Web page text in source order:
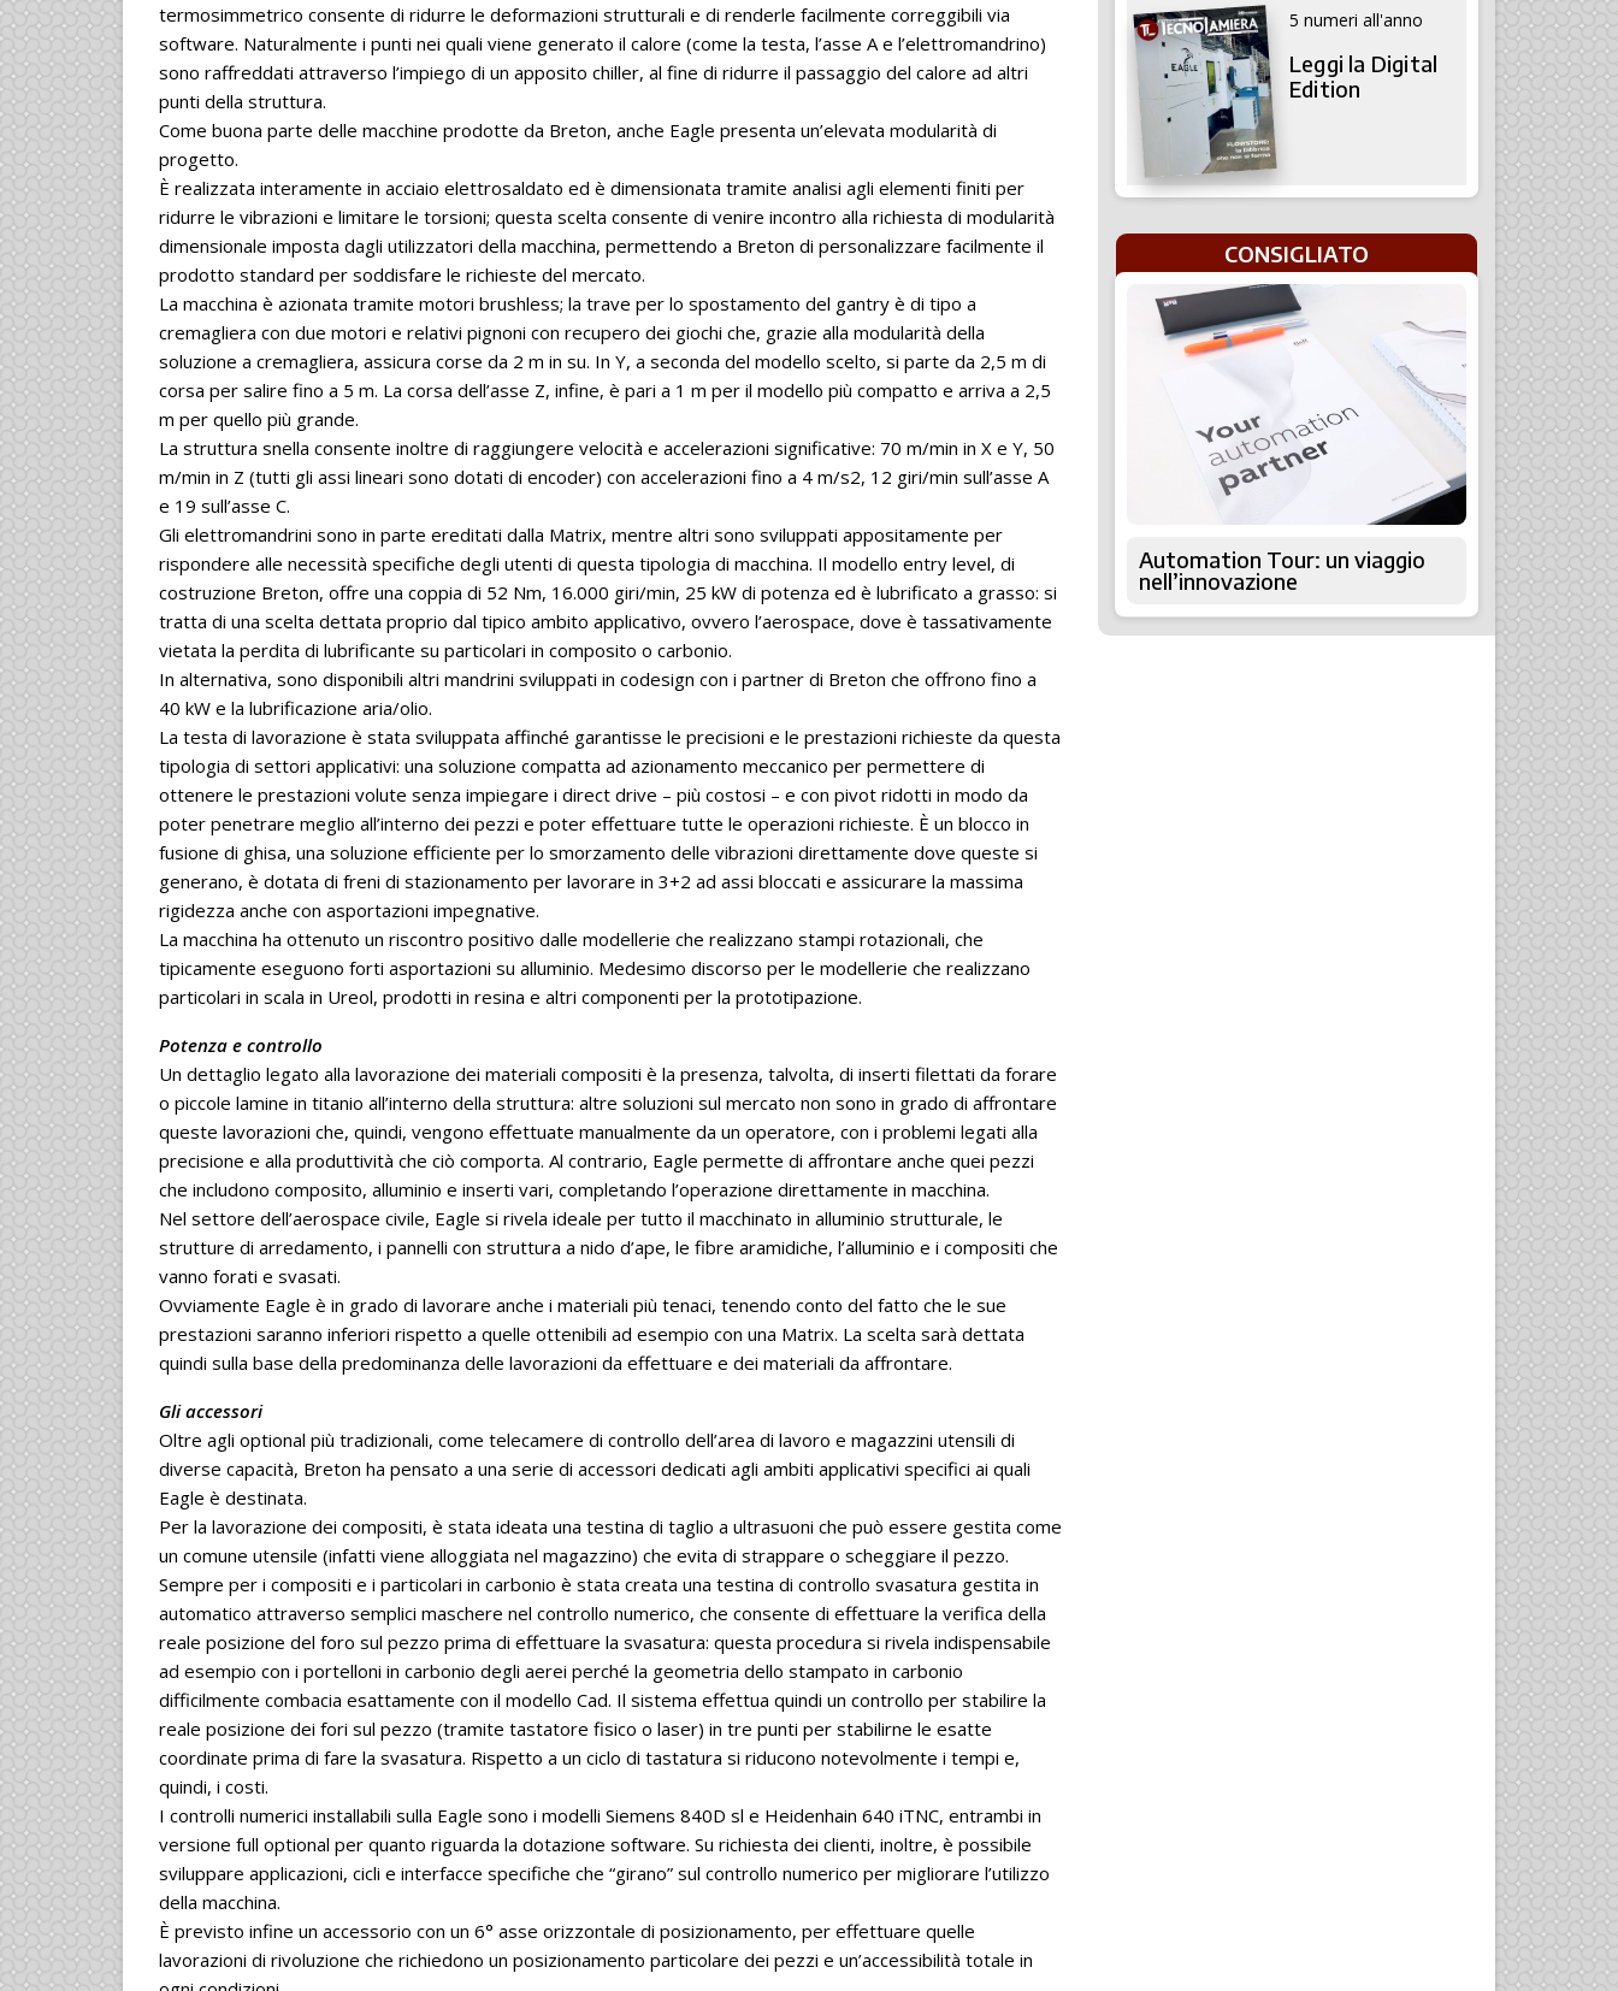
termosimmetrico consente di ridurre le deformazioni strutturali e di renderle facilmente correggibili via
software. Naturalmente i punti nei quali viene generato il calore (come la testa, l’asse A e l’elettromandrino)
sono raffreddati attraverso l’impiego di un apposito chiller, al fine di ridurre il passaggio del calore ad altri
punti della struttura.
Come buona parte delle macchine prodotte da Breton, anche Eagle presenta un’elevata modularità di
progetto.
È realizzata interamente in acciaio elettrosaldato ed è dimensionata tramite analisi agli elementi finiti per
ridurre le vibrazioni e limitare le torsioni; questa scelta consente di venire incontro alla richiesta di modularità
dimensionale imposta dagli utilizzatori della macchina, permettendo a Breton di personalizzare facilmente il
prodotto standard per soddisfare le richieste del mercato.
La macchina è azionata tramite motori brushless; la trave per lo spostamento del gantry è di tipo a
cremagliera con due motori e relativi pignoni con recupero dei giochi che, grazie alla modularità della
soluzione a cremagliera, assicura corse da 2 m in su. In Y, a seconda del modello scelto, si parte da 2,5 m di
corsa per salire fino a 5 m. La corsa dell’asse Z, infine, è pari a 1 m per il modello più compatto e arriva a 2,5
m per quello più grande.
La struttura snella consente inoltre di raggiungere velocità e accelerazioni significative: 70 m/min in X e Y, 50
m/min in Z (tutti gli assi lineari sono dotati di encoder) con accelerazioni fino a 4 m/s2, 12 giri/min sull’asse A
e 19 sull’asse C.
Gli elettromandrini sono in parte ereditati dalla Matrix, mentre altri sono sviluppati appositamente per
rispondere alle necessità specifiche degli utenti di questa tipologia di macchina. Il modello entry level, di
costruzione Breton, offre una coppia di 52 Nm, 16.000 giri/min, 25 kW di potenza ed è lubrificato a grasso: si
tratta di una scelta dettata proprio dal tipico ambito applicativo, ovvero l’aerospace, dove è tassativamente
vietata la perdita di lubrificante su particolari in composito o carbonio.
In alternativa, sono disponibili altri mandrini sviluppati in codesign con i partner di Breton che offrono fino a
40 kW e la lubrificazione aria/olio.
La testa di lavorazione è stata sviluppata affinché garantisse le precisioni e le prestazioni richieste da questa
tipologia di settori applicativi: una soluzione compatta ad azionamento meccanico per permettere di
ottenere le prestazioni volute senza impiegare i direct drive – più costosi – e con pivot ridotti in modo da
poter penetrare meglio all’interno dei pezzi e poter effettuare tutte le operazioni richieste. È un blocco in
fusione di ghisa, una soluzione efficiente per lo smorzamento delle vibrazioni direttamente dove queste si
generano, è dotata di freni di stazionamento per lavorare in 3+2 ad assi bloccati e assicurare la massima
rigidezza anche con asportazioni impegnative.
La macchina ha ottenuto un riscontro positivo dalle modellerie che realizzano stampi rotazionali, che
tipicamente eseguono forti asportazioni su alluminio. Medesimo discorso per le modellerie che realizzano
particolari in scala in Ureol, prodotti in resina e altri componenti per la prototipazione.
Potenza e controllo
Un dettaglio legato alla lavorazione dei materiali compositi è la presenza, talvolta, di inserti filettati da forare
o piccole lamine in titanio all’interno della struttura: altre soluzioni sul mercato non sono in grado di affrontare
queste lavorazioni che, quindi, vengono effettuate manualmente da un operatore, con i problemi legati alla
precisione e alla produttività che ciò comporta. Al contrario, Eagle permette di affrontare anche quei pezzi
che includono composito, alluminio e inserti vari, completando l’operazione direttamente in macchina.
Nel settore dell’aerospace civile, Eagle si rivela ideale per tutto il macchinato in alluminio strutturale, le
strutture di arredamento, i pannelli con struttura a nido d’ape, le fibre aramidiche, l’alluminio e i compositi che
vanno forati e svasati.
Ovviamente Eagle è in grado di lavorare anche i materiali più tenaci, tenendo conto del fatto che le sue
prestazioni saranno inferiori rispetto a quelle ottenibili ad esempio con una Matrix. La scelta sarà dettata
quindi sulla base della predominanza delle lavorazioni da effettuare e dei materiali da affrontare.
Gli accessori
Oltre agli optional più tradizionali, come telecamere di controllo dell’area di lavoro e magazzini utensili di
diverse capacità, Breton ha pensato a una serie di accessori dedicati agli ambiti applicativi specifici ai quali
Eagle è destinata.
Per la lavorazione dei compositi, è stata ideata una testina di taglio a ultrasuoni che può essere gestita come
un comune utensile (infatti viene alloggiata nel magazzino) che evita di strappare o scheggiare il pezzo.
Sempre per i compositi e i particolari in carbonio è stata creata una testina di controllo svasatura gestita in
automatico attraverso semplici maschere nel controllo numerico, che consente di effettuare la verifica della
reale posizione del foro sul pezzo prima di effettuare la svasatura: questa procedura si rivela indispensabile
ad esempio con i portelloni in carbonio degli aerei perché la geometria dello stampato in carbonio
difficilmente combacia esattamente con il modello Cad. Il sistema effettua quindi un controllo per stabilire la
reale posizione dei fori sul pezzo (tramite tastatore fisico o laser) in tre punti per stabilirne le esatte
coordinate prima di fare la svasatura. Rispetto a un ciclo di tastatura si riducono notevolmente i tempi e,
quindi, i costi.
I controlli numerici installabili sulla Eagle sono i modelli Siemens 840D sl e Heidenhain 640 iTNC, entrambi in
versione full optional per quanto riguarda la dotazione software. Su richiesta dei clienti, inoltre, è possibile
sviluppare applicazioni, cicli e interfacce specifiche che “girano” sul controllo numerico per migliorare l’utilizzo
della macchina.
È previsto infine un accessorio con un 6° asse orizzontale di posizionamento, per effettuare quelle
lavorazioni di rivoluzione che richiedono un posizionamento particolare dei pezzi e un’accessibilità totale in
5 numeri all'anno
Leggi la Digital
Edition
CONSIGLIATO
Automation Tour: un viaggio
nell’innovazione